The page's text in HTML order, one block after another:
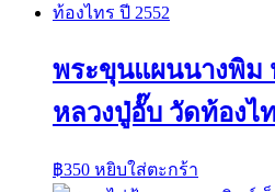
พระขุนแผนนางพิม
หลวงปู่อั๊บ วัดท้องไ
฿350 หยิบใส่ตะกร้า